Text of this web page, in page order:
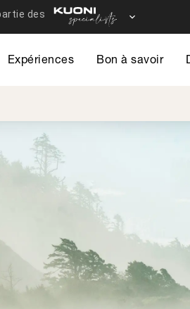
Expériences Bon à savoir